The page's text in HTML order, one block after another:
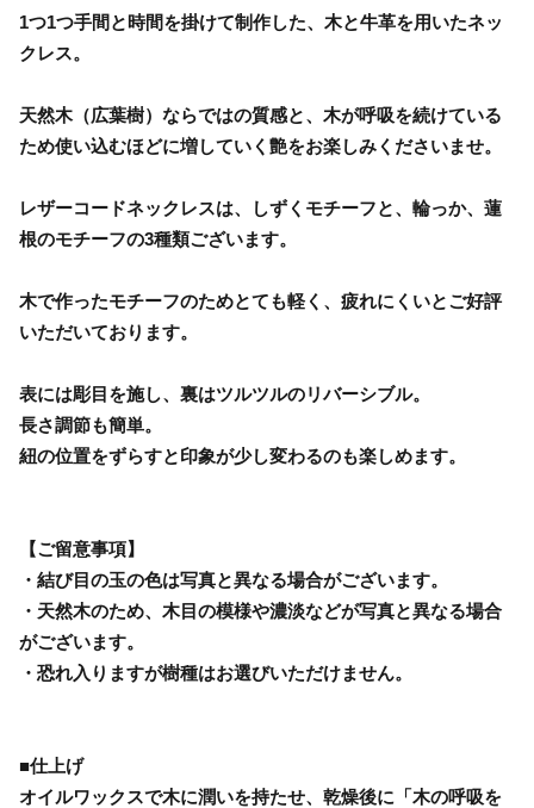
1つ1つ手間と時間を掛けて制作した、木と牛革を用いたネッ
クレス。
天然木（広葉樹）ならではの質感と、木が呼吸を続けている
ため使い込むほどに増していく艶をお楽しみくださいませ。
レザーコードネックレスは、しずくモチーフと、輪っか、蓮
根のモチーフの3種類ございます。
木で作ったモチーフのためとても軽く、疲れにくいとご好評
いただいております。
表には彫目を施し、裏はツルツルのリバーシブル。
長さ調節も簡単。
紐の位置をずらすと印象が少し変わるのも楽しめます。
【ご留意事項】
・結び目の玉の色は写真と異なる場合がございます。
・天然木のため、木目の模様や濃淡などが写真と異なる場合
がございます。
・恐れ入りますが樹種はお選びいただけません。
■仕上げ
オイルワックスで木に潤いを持たせ、乾燥後に「木の呼吸を